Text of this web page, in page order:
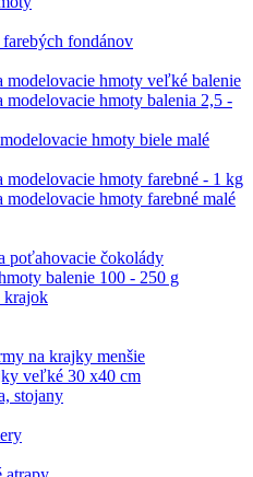
fondánov
modelovacie hmoty veľké balenie
modelovacie hmoty balenia 2,5 -
hmoty biele malé
modelovacie hmoty farebné - 1 kg
modelovacie hmoty farebné malé
poťahovacie čokolády
balenie 100 - 250 g
krajok
na krajky menšie
veľké 30 x40 cm
stojany